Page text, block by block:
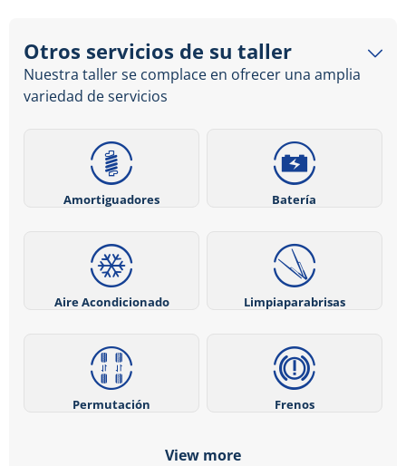
Otros servicios de su taller
Nuestra taller se complace en ofrecer una amplia
variedad de servicios
Amortiguadores Batería
Aire Acondicionado Limpiaparabrisas
Permutación Frenos
View more